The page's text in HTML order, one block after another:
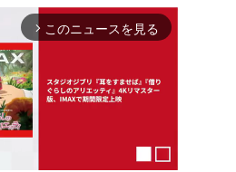
arrow_forward_ios このニュースを見る